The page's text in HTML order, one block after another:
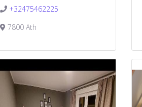
+32475462225
7800 Ath